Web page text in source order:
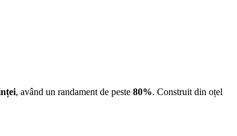
, având un randament de peste 80%. Construit din oțel